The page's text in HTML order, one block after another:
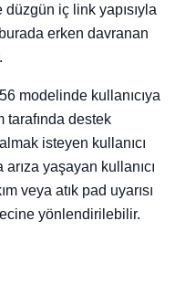
iç link yapısıyla
erken davranan
modelinde kullanıcıya
tarafında destek
isteyen kullanıcı
yaşayan kullanıcı
veya atık pad uyarısı
yönlendirilebilir.